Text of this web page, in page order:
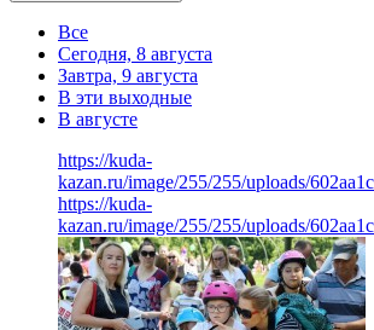
Все
Сегодня, 8 августа
Завтра, 9 августа
В эти выходные
В августе
https://kuda-
kazan.ru/image/255/255/uploads/
https://kuda-
kazan.ru/image/255/255/uploads/